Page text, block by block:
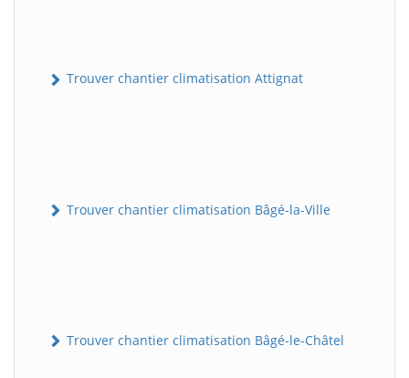
Trouver chantier climatisation Attignat
Trouver chantier climatisation Bâgé-la-Ville
Trouver chantier climatisation Bâgé-le-Châtel